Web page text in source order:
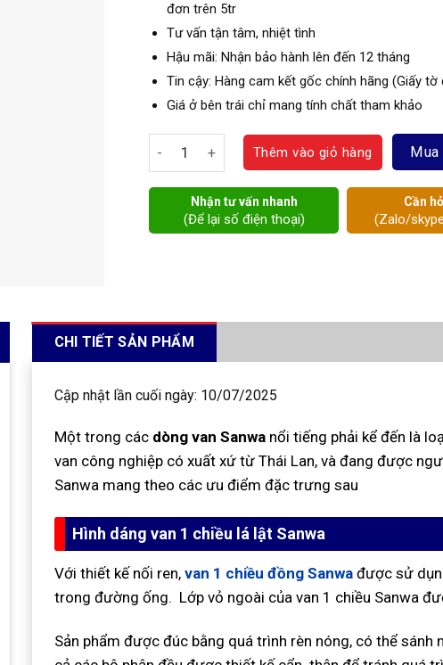
đơn trên 5tr
Tư vấn tận tâm, nhiệt tình
Hậu mãi: Nhận bảo hành lên đến 12 tháng
Tin cậy: Hàng cam kết gốc chính hãng (Giấy tờ
Giá ở bên trái chỉ mang tính chất tham khảo
Van 1 chiều đồng Sanwa số lượng
Thêm vào giỏ hàng
Nhận tư vấn nhanh
(Để lại số điện thoại)
Cần
(Zalo/
CHI TIẾT SẢN PHẨM
Cập nhật lần cuối ngày: 10/07/2025
Một trong các dòng van Sanwanổi tiếng phải kể đến là
van công nghiệp có xuất xứ từ Thái Lan, và đang được
Sanwa mang theo các ưu điểm đặc trưng sau
Hình dáng van 1 chiều lá lật Sanwa
Với thiết kế nối ren, van 1 chiều đồng Sanwađược sử
trong đường ống. Lớp vỏ ngoài của van 1 chiều Sanwa
Sản phẩm được đúc bằng quá trình rèn nóng, có thể sánh